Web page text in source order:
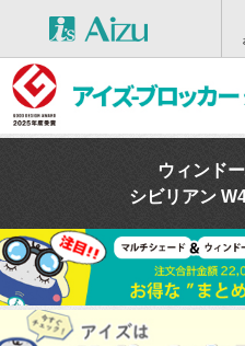
ウィンド
シビリアン